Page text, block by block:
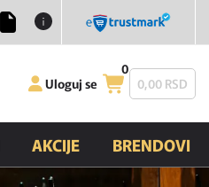
Uloguj se
0
0,00 RSD
AKCIJE BRENDOVI